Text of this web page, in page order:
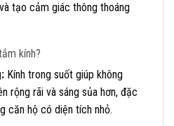
tạo cảm giác thông thoáng
kính?
Kính trong suốt giúp không
rộng rãi và sáng sủa hơn, đặc
căn hộ có diện tích nhỏ.